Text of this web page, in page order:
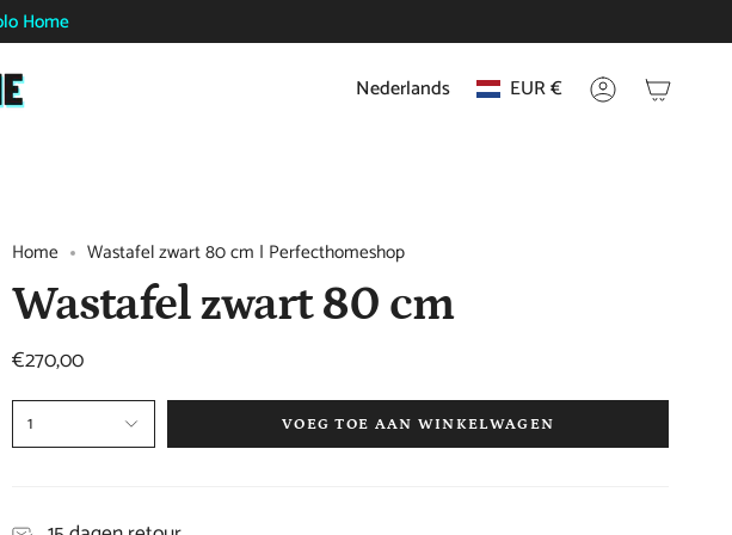
Home
Taal
Nederlands EUR € Account
Home Wastafel zwart 80 cm | Perfecthomeshop
Wastafel zwart 80 cm
€270,00
1 VOEG TOE AAN WINKELWAGEN